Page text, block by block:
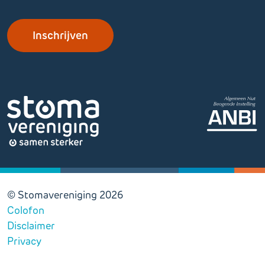
© Stomavereniging 2026
Colofon
Disclaimer
Privacy